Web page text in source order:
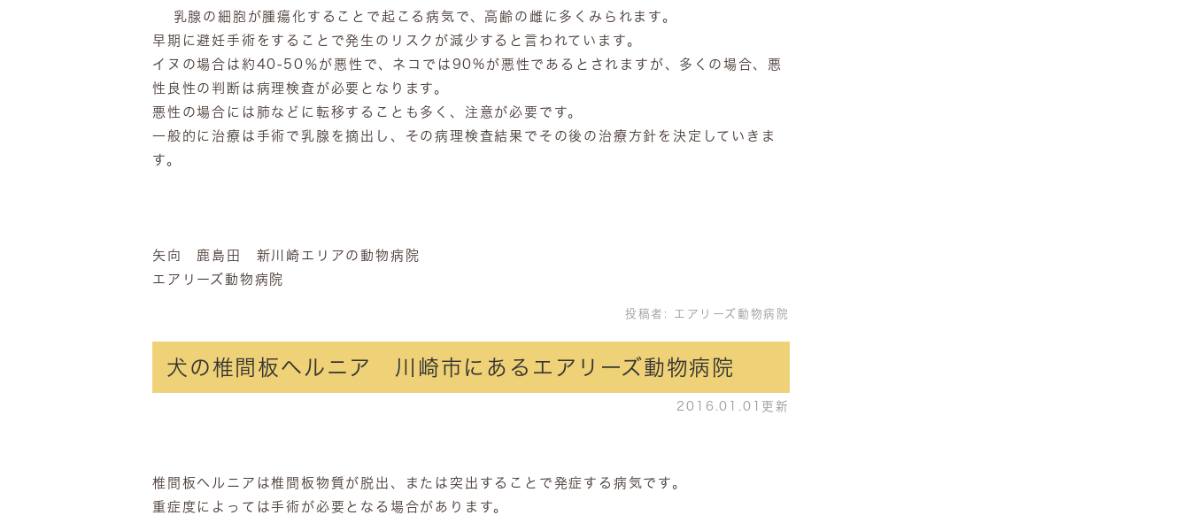
乳腺の細胞が腫瘍化することで起こる病気で、高齢の雌に多くみられます。
早期に避妊手術をすることで発生のリスクが減少すると言われています。
イヌの場合は約40-50％が悪性で、ネコでは90%が悪性であるとされますが、多くの場合、悪
性良性の判断は病理検査が必要となります。
悪性の場合には肺などに転移することも多く、注意が必要です。
一般的に治療は手術で乳腺を摘出し、その病理検査結果でその後の治療方針を決定していきま
す。
矢向 鹿島田 新川崎エリアの動物病院
エアリーズ動物病院
投稿者: エアリーズ動物病院
犬の椎間板ヘルニア 川崎市にあるエアリーズ動物病院
2016.01.01更新
椎間板ヘルニアは椎間板物質が脱出、または突出することで発症する病気です。
重症度によっては手術が必要となる場合があります。